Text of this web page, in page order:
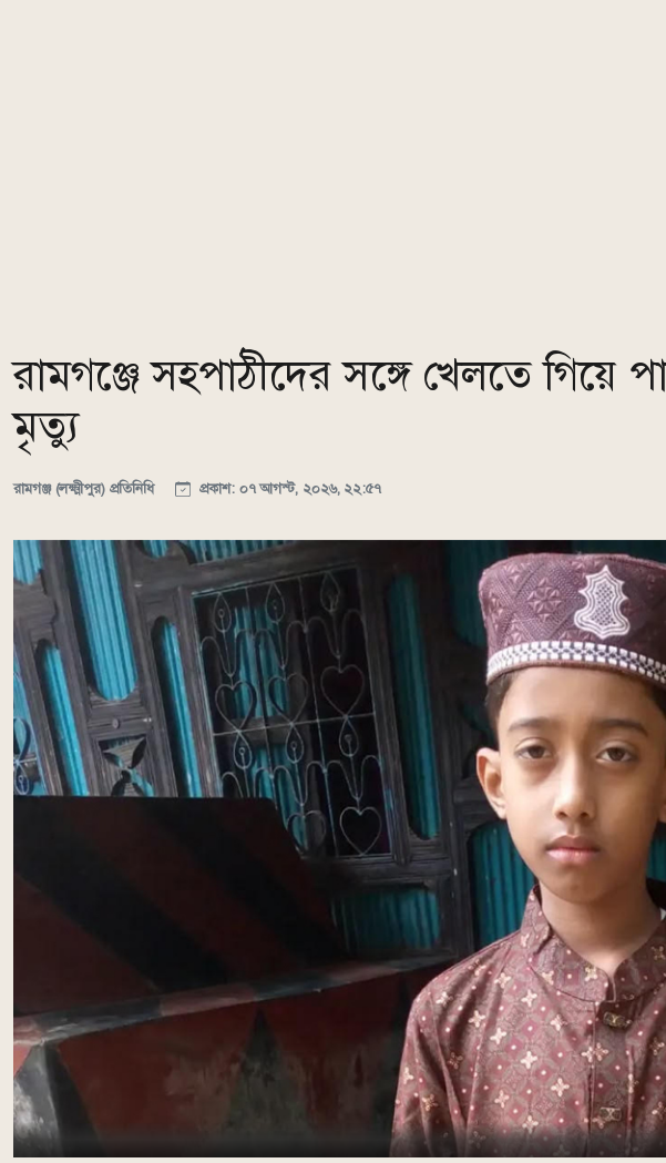
রামগঞ্জে সহপাঠীদের সঙ্গে খেলতে গিয়ে
মৃত্যু
রামগঞ্জ (লক্ষ্মীপুর) প্রতিনিধি প্রকাশ: ০৭ আগস্ট, ২০২৬, ২২:৫৭